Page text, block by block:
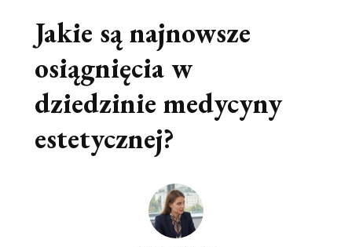
Jakie są najnowsze
osiągnięcia w
dziedzinie medycyny
estetycznej?